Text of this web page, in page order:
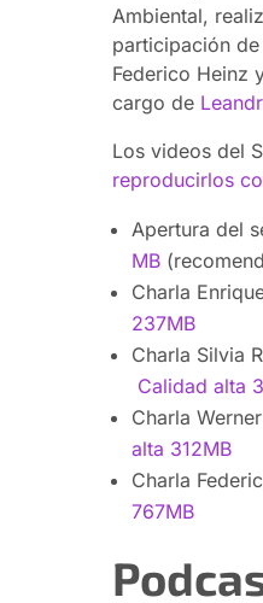
Ambiental,
participación de
Federico Heinz
cargo de
Los videos del
reproducirlos
Apertura del
MB
Charla
237MB
Charla Silvia
Calidad alta
Charla
alta 312MB
Charla
767MB